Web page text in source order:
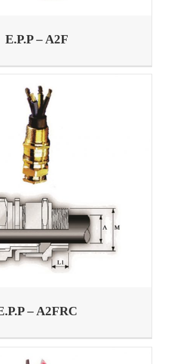
E.P.P – A2F
– A2FRC